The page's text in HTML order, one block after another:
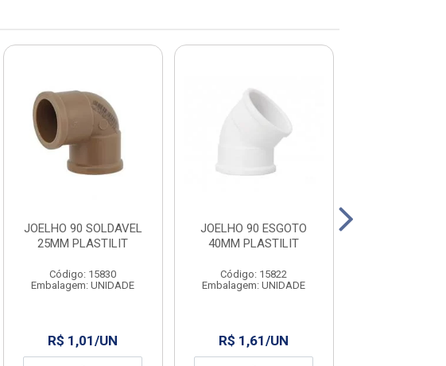
JOELHO 90 SOLDAVEL
25MM PLASTILIT
Código: 15830
Embalagem: UNIDADE
R$ 1,01/UN
JOELHO 90 ESGOTO
40MM PLASTILIT
Código: 15822
Embalagem: UNIDADE
R$ 1,61/UN